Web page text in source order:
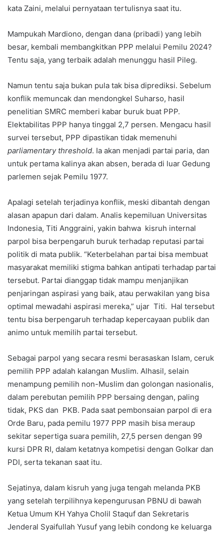
kata Zaini, melalui pernyataan tertulisnya saat itu.
Mampukah Mardiono, dengan dana (pribadi) yang lebih
besar, kembali membangkitkan PPP melalui Pemilu 2024?
Tentu saja, yang terbaik adalah menunggu hasil Pileg.
Namun tentu saja bukan pula tak bisa diprediksi. Sebelum
konflik memuncak dan mendongkel Suharso, hasil
penelitian SMRC memberi kabar buruk buat PPP.
Elektabilitas PPP hanya tinggal 2,7 persen. Mengacu hasil
survei tersebut, PPP dipastikan tidak memenuhi
parliamentary threshold. Ia akan menjadi partai paria, dan
untuk pertama kalinya akan absen, berada di luar Gedung
parlemen sejak Pemilu 1977.
Apalagi setelah terjadinya konflik, meski dibantah dengan
alasan apapun dari dalam. Analis kepemiluan Universitas
Indonesia, Titi Anggraini, yakin bahwa kisruh internal
parpol bisa berpengaruh buruk terhadap reputasi partai
politik di mata publik. “Keterbelahan partai bisa membuat
masyarakat memiliki stigma bahkan antipati terhadap partai
tersebut. Partai dianggap tidak mampu menjanjikan
penjaringan aspirasi yang baik, atau perwakilan yang bisa
optimal mewadahi aspirasi mereka,” ujar Titi. Hal tersebut
tentu bisa berpengaruh terhadap kepercayaan publik dan
animo untuk memilih partai tersebut.
Sebagai parpol yang secara resmi berasaskan Islam, ceruk
pemilih PPP adalah kalangan Muslim. Alhasil, selain
menampung pemilih non-Muslim dan golongan nasionalis,
dalam perebutan pemilih PPP bersaing dengan, paling
tidak, PKS dan PKB. Pada saat pembonsaian parpol di era
Orde Baru, pada pemilu 1977 PPP masih bisa meraup
sekitar sepertiga suara pemilih, 27,5 persen dengan 99
kursi DPR RI, dalam ketatnya kompetisi dengan Golkar dan
PDI, serta tekanan saat itu.
Sejatinya, dalam kisruh yang juga tengah melanda PKB
yang setelah terpilihnya kepengurusan PBNU di bawah
Ketua Umum KH Yahya Cholil Staquf dan Sekretaris
Jenderal Syaifullah Yusuf yang lebih condong ke keluarga